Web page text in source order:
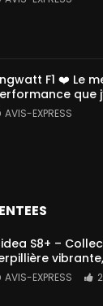
F1 ❤️ Le
que
AVIS-EXPRESS
S8+ –
vibrante,
AVIS-EXPRESS